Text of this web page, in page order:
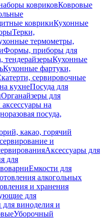
ковриковКовровые
коврикиКухонные
Терки,
термометры,
Формы, приборы для
тендерайзерыКухонные
Кухонные фартуки,
сервировочные
кухнеПосуда для
Органайзеры для
на
посуда,
какао, горячий
и
Аксессуары для
для
Емкости для
алкогольных
и хранения
для
виноделия и
Уборочный